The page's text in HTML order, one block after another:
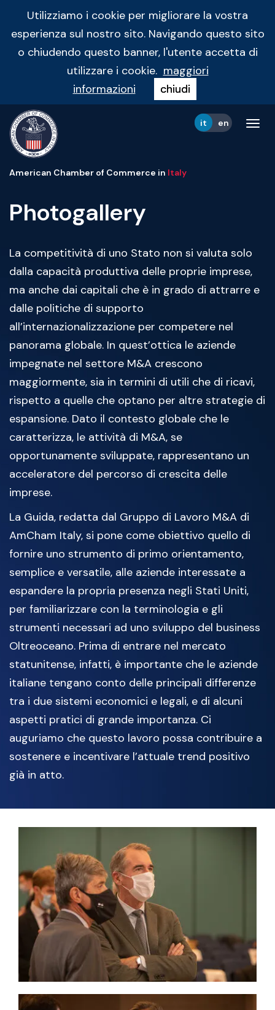
Utilizziamo i cookie per migliorare la vostra
esperienza sul nostro sito. Navigando questo sito
o chiudendo questo banner, l'utente accetta di
utilizzare i cookie. maggiori
informazioni
chiudi
it en
American Chamber of Commerce in Italy
Photogallery
La competitività di uno Stato non si valuta solo
dalla capacità produttiva delle proprie imprese,
ma anche dai capitali che è in grado di attrarre e
dalle politiche di supporto
all’internazionalizzazione per competere nel
panorama globale. In quest’ottica le aziende
impegnate nel settore M&A crescono
maggiormente, sia in termini di utili che di ricavi,
rispetto a quelle che optano per altre strategie di
espansione. Dato il contesto globale che le
caratterizza, le attività di M&A, se
opportunamente sviluppate, rappresentano un
acceleratore del percorso di crescita delle
imprese.
La Guida, redatta dal Gruppo di Lavoro M&A di
AmCham Italy, si pone come obiettivo quello di
fornire uno strumento di primo orientamento,
semplice e versatile, alle aziende interessate a
espandere la propria presenza negli Stati Uniti,
per familiarizzare con la terminologia e gli
strumenti necessari ad uno sviluppo del business
Oltreoceano. Prima di entrare nel mercato
statunitense, infatti, è importante che le aziende
italiane tengano conto delle principali differenze
tra i due sistemi economici e legali, e di alcuni
aspetti pratici di grande importanza. Ci
auguriamo che questo lavoro possa contribuire a
sostenere e incentivare l’attuale trend positivo
già in atto.